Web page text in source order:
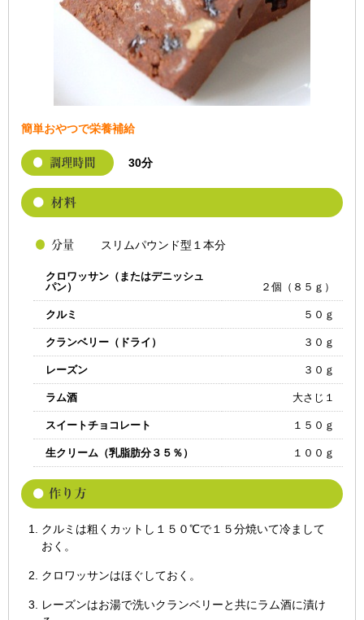
簡単おやつで栄養補給
30分
スリムパウンド型１本分
クロワッサン（またはデニッシュ
パン）
２個（８５ｇ）
クルミ ５０ｇ
クランベリー（ドライ） ３０ｇ
レーズン ３０ｇ
ラム酒 大さじ１
スイートチョコレート １５０ｇ
生クリーム（乳脂肪分３５％） １００ｇ
クルミは粗くカットし１５０℃で１５分焼いて冷まして
おく。
クロワッサンはほぐしておく。
レーズンはお湯で洗いクランベリーと共にラム酒に漬け